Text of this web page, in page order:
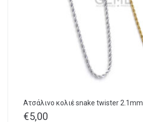
Ατσάλινο κολιέ snake twister 2.1mm
€5,00